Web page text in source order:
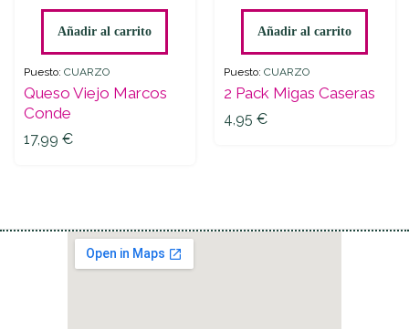
Viejo
Marcos
quantity
Añadir al carrito
Puesto: CUARZO
Queso Viejo Marcos
Conde
17,99 €
Pack
Migas
quantity
Añadir al carrito
Puesto: CUARZO
2 Pack Migas Caseras
4,95 €